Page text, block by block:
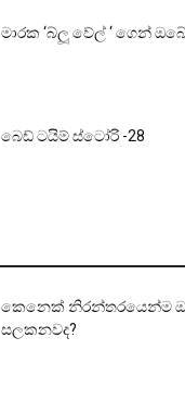
මාරක ‘බ්ලූ වේල් ‘ ගෙන්
බෙඩ් ටයිම් ස්ටෝරි -28
කෙනෙක් නිරන්තරයෙන්ම
සලකනවද?